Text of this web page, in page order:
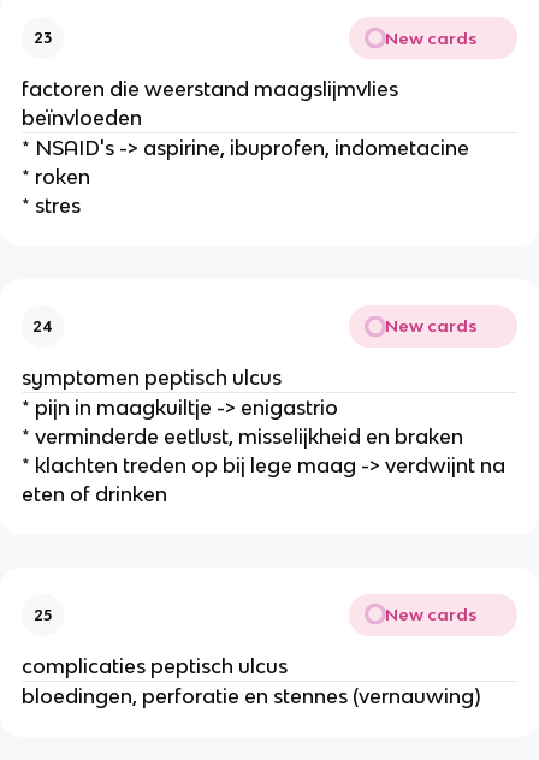
23 New cards
factoren die weerstand maagslijmvlies
beïnvloeden
* NSAID's -> aspirine, ibuprofen, indometacine
* roken
* stres
24 New cards
symptomen peptisch ulcus
* pijn in maagkuiltje -> enigastrio
* verminderde eetlust, misselijkheid en braken
* klachten treden op bij lege maag -> verdwijnt na
eten of drinken
25 New cards
complicaties peptisch ulcus
bloedingen, perforatie en stennes (vernauwing)